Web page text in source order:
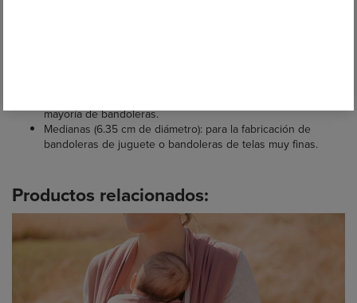
mayoría de bandoleras.
Medianas (6.35 cm de diámetro): para la fabricación de
bandoleras de juguete o bandoleras de telas muy finas.
Productos relacionados: